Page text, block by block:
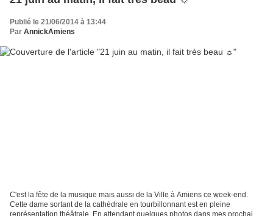
Publié le 21/06/2014 à 13:44
Par AnnickAmiens
C'est la fête de la musique mais aussi de la Ville à Amiens ce week-end.
Cette dame sortant de la cathédrale en tourbillonnant est en pleine
représentation théâtrale. En attendant quelques photos dans mes prochains